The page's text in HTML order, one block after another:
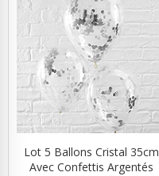
Lot 5 Ballons Cristal 35cm
Avec Confettis Argentés